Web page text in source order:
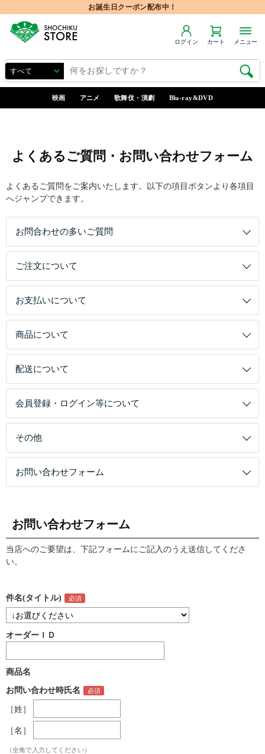
お誕生日クーポン配布中！
ログイン カート メニュー
映画 アニメ 歌舞伎・演劇 Blu-ray&DVD
よくあるご質問・お問い合わせフォーム
よくあるご質問をご案内いたします。以下の項目ボタンより各項目
へジャンプできます。
お問合わせの多いご質問
ご注文について
お支払いについて
商品について
配送について
会員登録・ログイン等について
その他
お問い合わせフォーム
お問い合わせフォーム
当店へのご要望は、下記フォームにご記入のうえ送信してくださ
い。
件名(タイトル)
オーダーＩＤ
商品名
お問い合わせ時氏名
［姓］
［名］
（全角で入力してください）